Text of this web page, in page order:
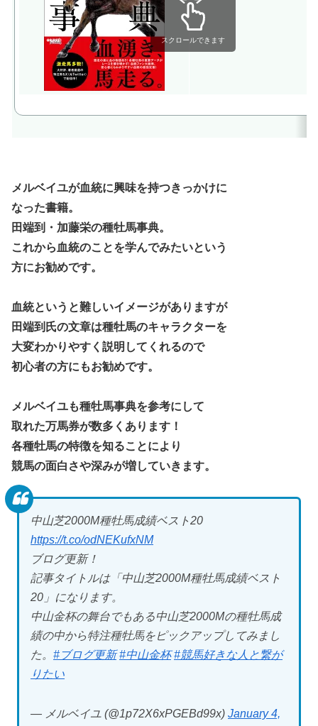
スクロールできます
メルベイユが血統に興味を持つきっかけに
なった書籍。
田端到・加藤栄の種牡馬事典。
これから血統のことを学んでみたいという
方にお勧めです。
血統というと難しいイメージがありますが
田端到氏の文章は種牡馬のキャラクターを
大変わかりやすく説明してくれるので
初心者の方にもお勧めです。
メルベイユも種牡馬事典を参考にして
取れた万馬券が数多くあります！
各種牡馬の特徴を知ることにより
競馬の面白さや深みが増していきます。
中山芝2000M種牡馬成績ベスト20
https://t.co/odNEKufxNM
ブログ更新！
記事タイトルは「中山芝2000M種牡馬成績ベスト
20」になります。
中山金杯の舞台でもある中山芝2000Mの種牡馬成
績の中から特注種牡馬をピックアップしてみまし
た。 #ブログ更新 #中山金杯 #競馬好きな人と繋が
りたい
— メルベイユ (@1p72X6xPGEBd99x) January 4,